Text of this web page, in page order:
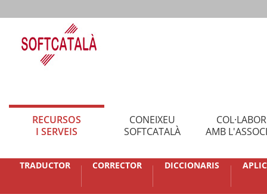
RECURSOS
I SERVEIS
CONEIXEU
SOFTCATALÀ
AMB
TRADUCTOR CORRECTOR DICCIONARIS